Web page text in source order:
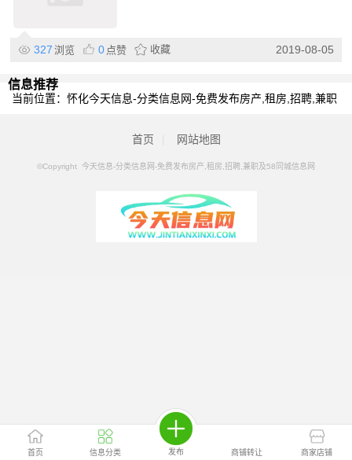
首页 信息分类 发布 商铺转让 商家店铺
327 浏览 0 点赞 收藏 2019-08-05
信息推荐
当前位置： 怀化今天信息-分类信息网-免费发布房产,租房,招聘,兼职
首页 网站地图
©Copyright 今天信息-分类信息网-免费发布房产,租房,招聘,兼职及58同城信息网